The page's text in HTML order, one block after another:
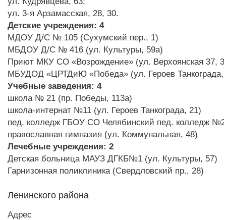
ул. 3-я Арзамасская, 28, 30.
Детские учреждения: 4
МДОУ Д/С № 105 (Сухумский пер., 1)
МБДОУ Д/С № 416 (ул. Культуры, 59а)
Приют МКУ СО «Возрождение» (ул. Верхоянская 37,
МБУДОД «ЦРТДиЮ «Победа» (ул. Героев Танкограда,
Учебные заведения: 4
школа № 21 (пр. Победы, 113а)
школа-интернат №11 (ул. Героев Танкограда, 21)
пед. колледж ГБОУ СО Челябинский пед. колледж
православная гимназия (ул. Коммунальная, 48)
Лечебные учреждения: 2
Детская больница МАУЗ ДГКБ№1 (ул. Культуры, 57)
Гарнизонная поликлиника (Свердловский пр., 28)
Ленинского района
Адрес